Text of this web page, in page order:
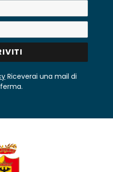
Riceverai una mail di